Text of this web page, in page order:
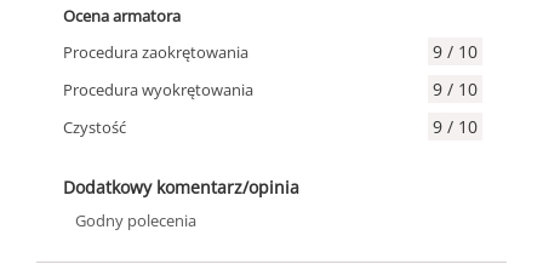
Ocena armatora
Procedura zaokrętowania
9 / 10
Procedura wyokrętowania 9 / 10
Czystość 9 / 10
Dodatkowy komentarz/opinia
Godny polecenia